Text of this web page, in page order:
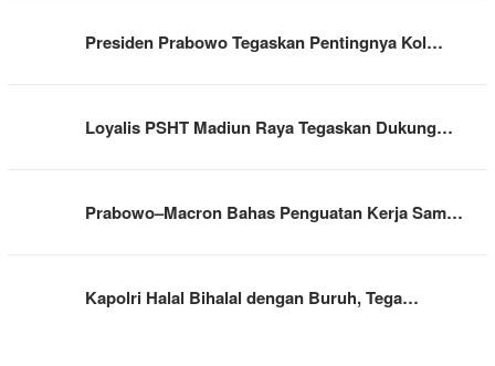
Presiden Prabowo Tegaskan Pentingnya Kol…
Loyalis PSHT Madiun Raya Tegaskan Dukung…
Prabowo–Macron Bahas Penguatan Kerja Sam…
Kapolri Halal Bihalal dengan Buruh, Tega…